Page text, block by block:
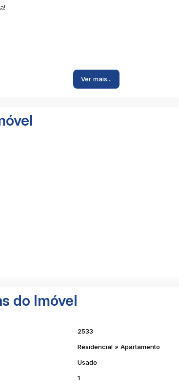
de Salinas, perfeito para quem busca tranquilidade,
Ver mais...
do Imóvel
2533
Residencial » Apartamento
Usado
1